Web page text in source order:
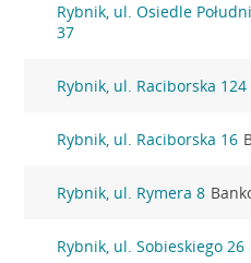
Rybnik, ul. Osiedle
37
Rybnik, ul. Raciborska 124
Rybnik, ul. Raciborska 16
Rybnik, ul. Rymera 8
Rybnik, ul. Sobieskiego 26